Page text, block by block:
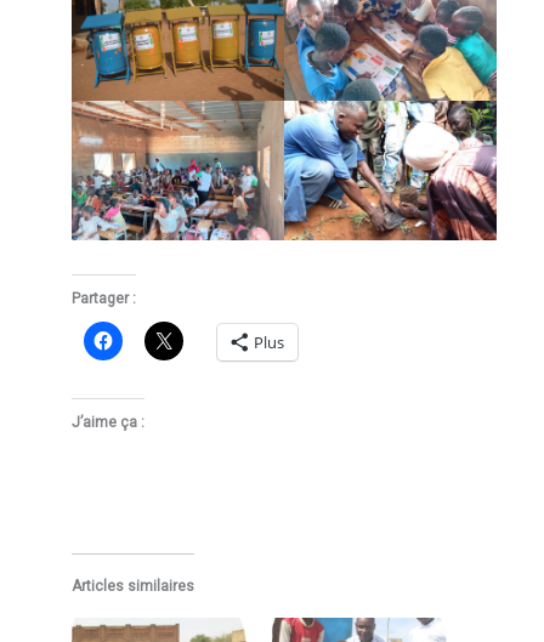
Partager :
Plus
J’aime ça :
Articles similaires